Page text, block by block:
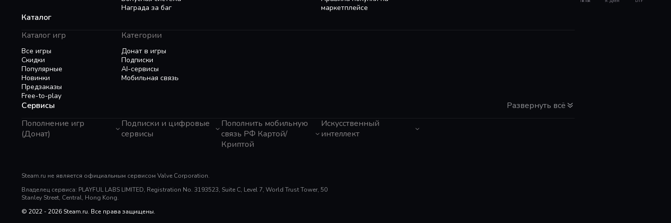
Награда за баг
маркетплейсе
Каталог
Каталог игр
Все игры
Скидки
Популярные
Новинки
Предзаказы
Free-to-play
Категории
Донат в игры
Подписки
AI-сервисы
Мобильная связь
Сервисы
Развернуть всё
Пополнение игр
(Донат)
Genshin Impact
Super SUS
PUBG Mobile
Free Fire
Whiteout Survival
Подписки и цифровые
сервисы
Telegram Премиум
Rewarble
Razer Gold
Poppo Live
Пополнить мобильную
связь РФ Картой/
Криптой
Мегафон
Искусственный
интеллект
Perplexity
Suno AI
Steam.ru не является официальным сервисом Valve Corporation.
Владелец сервиса: PLAYFUL LABS LIMITED, Registration No. 3193523, Suite C, Level 7, World Trust Tower, 50
Stanley Street, Central, Hong Kong.
© 2022 - 2026 Steam.ru. Все права защищены.